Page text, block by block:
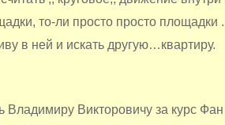
то-ли просто просто площадки
в ней и искать другую…квартиру.
Владимиру Викторовичу за курс